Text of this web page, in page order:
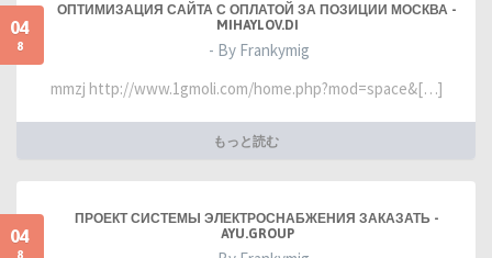
04
8
ОПТИМИЗАЦИЯ САЙТА С ОПЛАТОЙ ЗА ПОЗИЦИИ МОСКВА -
MIHAYLOV.DI
- By Frankymig
mmzj http://www.1gmoli.com/home.php?mod=space&[…]
もっと読む
04
8
ПРОЕКТ СИСТЕМЫ ЭЛЕКТРОСНАБЖЕНИЯ ЗАКАЗАТЬ -
AYU.GROUP